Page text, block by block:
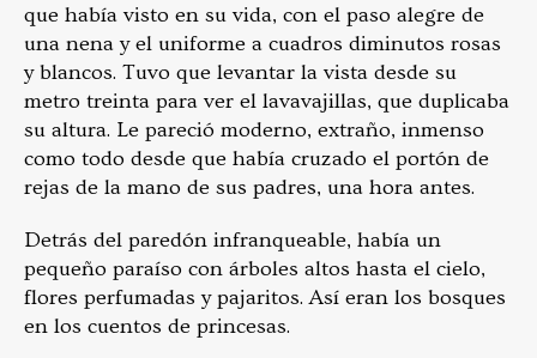
que había visto en su vida, con el paso alegre de
una nena y el uniforme a cuadros diminutos rosas
y blancos. Tuvo que levantar la vista desde su
metro treinta para ver el lavavajillas, que duplicaba
su altura. Le pareció moderno, extraño, inmenso
como todo desde que había cruzado el portón de
rejas de la mano de sus padres, una hora antes.
Detrás del paredón infranqueable, había un
pequeño paraíso con árboles altos hasta el cielo,
flores perfumadas y pajaritos. Así eran los bosques
en los cuentos de princesas.